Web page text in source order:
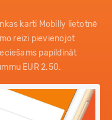
karti Mobilly lietotnē
reizi pievienojot
papildināt
EUR 2.50.